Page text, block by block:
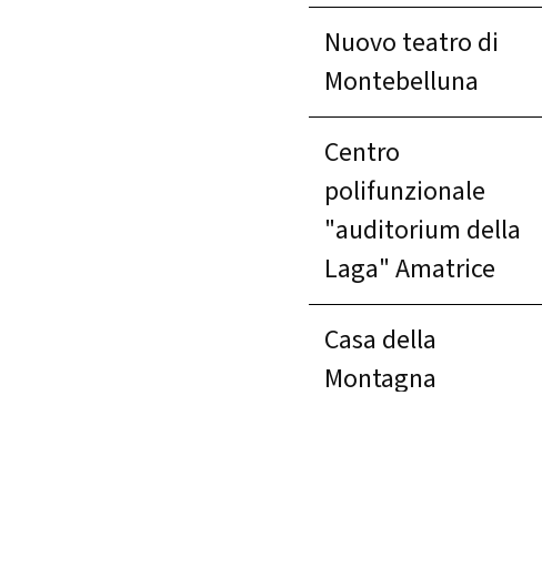
Nuovo teatro di
Montebelluna
Centro
polifunzionale
"auditorium della
Laga" Amatrice
Casa della
Montagna